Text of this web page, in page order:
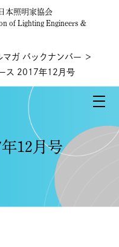
本照明家協会
of Lighting Engineers &
マガ バックナンバー ＞
ス 2017年12月号
12月号